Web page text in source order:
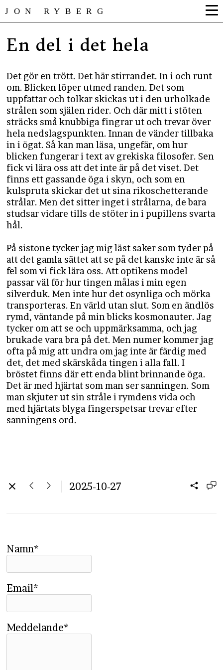
JON RYBERG
En del i det hela
Det gör en trött. Det här stirrandet. In i och runt
om. Blicken löper utmed randen. Det som
uppfattar och tolkar skickas ut i den urholkade
strålen som själen rider. Och där mitt i stöten
sträcks små knubbiga fingrar ut och trevar över
hela nedslagspunkten. Innan de vänder tillbaka
in i ögat. Så kan man läsa, ungefär, om hur
blicken fungerar i text av grekiska filosofer. Sen
fick vi lära oss att det inte är på det viset. Det
finns ett gassande öga i skyn, och som en
kulspruta skickar det ut sina rikoschetterande
strålar. Men det sitter inget i strålarna, de bara
studsar vidare tills de stöter in i pupillens svarta
hål.
På sistone tycker jag mig läst saker som tyder på
att det gamla sättet att se på det kanske inte är så
fel som vi fick lära oss. Att optikens model
passar väl för hur tingen målas i min egen
silverduk. Men inte hur det osynliga och mörka
transporteras. En värld utan slut. Som en ändlös
rymd, väntande på min blicks kosmonauter. Jag
tycker om att se och uppmärksamma, och jag
brukade vara bra på det. Men numer kommer jag
ofta på mig att undra om jag inte är färdig med
det, det med skärskåda tingen i alla fall. I
bröstet finns där ett enda blint brinnande öga.
Det är med hjärtat som man ser sanningen. Som
man skjuter ut sin stråle i rymdens vida och
med hjärtats blyga fingerspetsar trevar efter
sanningens ord.
2025-10-27
Namn*
Email*
Meddelande*